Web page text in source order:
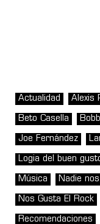
Actualidad Alexis
Beto Casella
Joe Fernández
Logia del buen
Música Nadie
Nos Gusta El Rock
Recomendaciones